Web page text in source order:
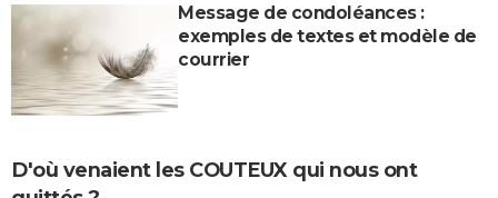
Message de condoléances :
exemples de textes et modèle de
courrier
D'où venaient les COUTEUX qui nous ont